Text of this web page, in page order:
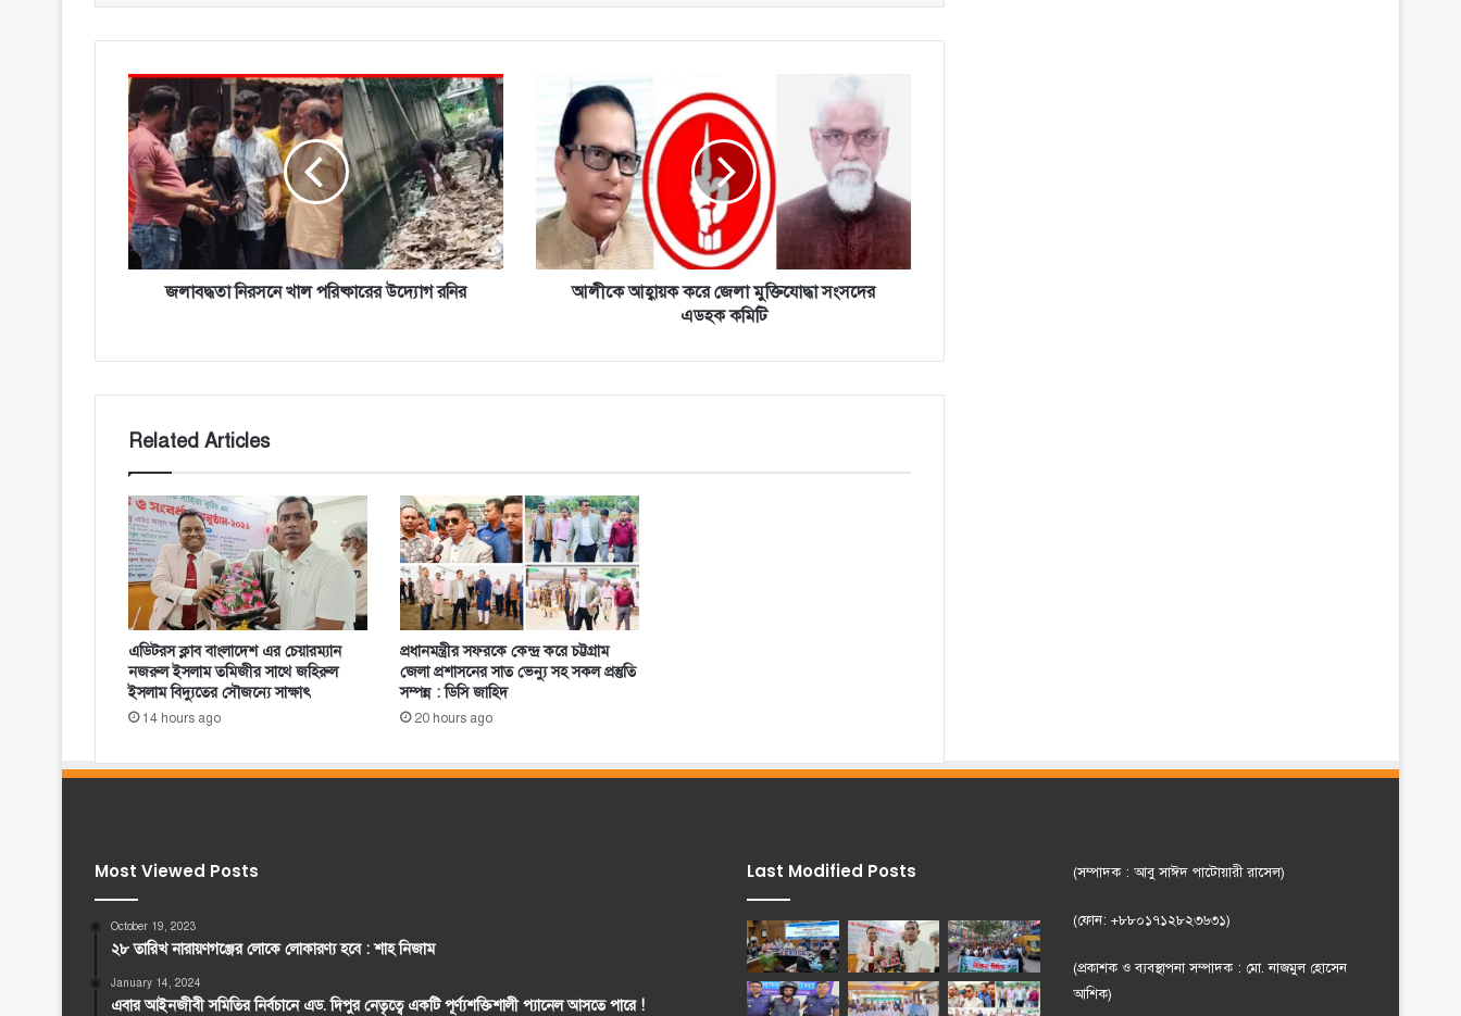
জলাবদ্ধতা
নিরসনে
খাল
পরিষ্কারের
উদ্যোগ
রনির
জলাবদ্ধতা নিরসনে খাল পরিষ্কারের উদ্যোগ রনির
আহ্বায়ক
জেলা
মুক্তিযোদ্ধা
সংসদের
এডহক
আলীকে আহ্বায়ক করে জেলা মুক্তিযোদ্ধা সংসদের
এডহক কমিটি
Related Articles
এডিটরস ক্লাব বাংলাদেশ এর চেয়ারম্যান
নজরুল ইসলাম তমিজীর সাথে জহিরুল
ইসলাম বিদ্যুতের সৌজন্যে সাক্ষাৎ
14 hours ago
প্রধানমন্ত্রীর সফরকে কেন্দ্র করে চট্টগ্রাম
জেলা প্রশাসনের সাত ভেন্যু সহ সকল প্রস্তুতি
সম্পন্ন : ডিসি জাহিদ
20 hours ago
Most Viewed Posts
October 19, 2023
২৮ তারিখ নারায়ণগঞ্জের লোকে লোকারণ্য হবে : শাহ নিজাম
January 14, 2024
এবার আইনজীবী সমিতির নির্বচানে এড. দিপুর নেতৃত্বে একটি পূর্ণ্যশক্তিশালী প্যানেল আসতে পারে !
Last Modified Posts (সম্পাদক : আবু সাঈদ পাটোয়ারী রাসেল)
(ফোন: +৮৮০১৭১২৮২৩৬৩১)
(প্রকাশক ও ব্যবস্থাপনা সম্পাদক : মো. নাজমুল হোসেন
আশিক)